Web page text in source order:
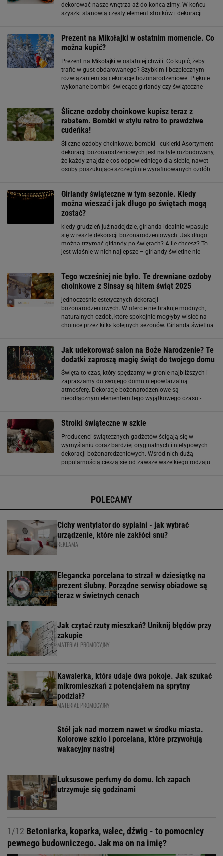
dekorować nasze wnętrza aż do końca zimy. W końcu
szyszki stanowią częsty element stroików i dekoracji
Prezent na Mikołajki w ostatnim momencie. Co
można kupić?
Prezent na Mikołajki w ostatniej chwili. Co kupić, żeby
trafić w gust obdarowanego? Szybkim i bezpiecznym
rozwiązaniem są dekoracje bożonarodzeniowe. Pięknie
wykonane bombki, świecące girlandy czy świąteczne
Śliczne ozdoby choinkowe kupisz teraz z
rabatem. Bombki w stylu retro to prawdziwe
cudeńka!
Śliczne ozdoby choinkowe: bombki - cukierki Asortyment
dekoracji bożonarodzeniowych jest na tyle rozbudowany,
że każdy znajdzie coś odpowiedniego dla siebie, nawet
osoby poszukujące szczególnie wyrafinowanych ozdób
Girlandy świąteczne w tym sezonie. Kiedy
można wieszać i jak długo po świętach mogą
zostać?
kiedy grudzień już nadejdzie, girlanda idealnie wpasuje
się w resztę dekoracji bożonarodzeniowych. Jak długo
można trzymać girlandy po świętach? A ile chcesz? To
jest właśnie w nich najlepsze – girlandy świetlne nie
Tego wcześniej nie było. Te drewniane ozdoby
choinkowe z Sinsay są hitem świąt 2025
jednocześnie estetycznych dekoracji
bożonarodzeniowych. W ofercie nie brakuje modnych,
naturalnych ozdób, które spokojnie mogłyby wisieć na
choince przez kilka kolejnych sezonów. Girlanda świetlna
domków
Jak udekorować salon na Boże Narodzenie? Te
dodatki zaproszą magię świąt do twojego domu
Święta to czas, który spędzamy w gronie najbliższych i
zapraszamy do swojego domu niepowtarzalną
atmosferę. Dekoracje bożonarodzeniowe są
nieodłącznym elementem tego wyjątkowego czasu -
Stroiki świąteczne w szkle
Producenci świątecznych gadżetów ścigają się w
wymyślaniu coraz bardziej oryginalnych i nietypowych
dekoracji bożonarodzeniowych. Wśród nich dużą
popularnością cieszą się od zawsze wszelkiego rodzaju
POLECAMY
Cichy wentylator do sypialni - jak wybrać
urządzenie, które nie zakłóci snu?
REKLAMA
Elegancka porcelana to strzał w dziesiątkę na
prezent ślubny. Porządne serwisy obiadowe są
teraz w świetnych cenach
Jak czytać rzuty mieszkań? Uniknij błędów przy
zakupie
MATERIAŁ PROMOCYJNY
Kawalerka, która udaje dwa pokoje. Jak szukać
mikromieszkań z potencjałem na sprytny
podział?
MATERIAŁ PROMOCYJNY
Stół jak nad morzem nawet w środku miasta.
Kolorowe szkło i porcelana, które przywołują
wakacyjny nastrój
Luksusowe perfumy do domu. Ich zapach
utrzymuje się godzinami
1/12 Betoniarka, koparka, walec, dźwig - to pomocnicy
pewnego budowniczego. Jak ma on na imię?